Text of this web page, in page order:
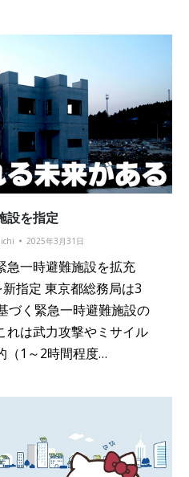
設を指定
2025年3月31日
急一時避難施設を拡充
指定 東京都総務局は3
づく緊急一時避難施設の
れは武力攻撃やミサイル
（1～2時間程度…